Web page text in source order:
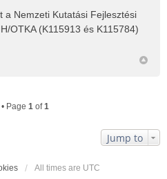
a Nemzeti Kutatási Fejlesztési
OTKA (K115913 és K115784)
Page 1of1
Jump to
All times are UTC